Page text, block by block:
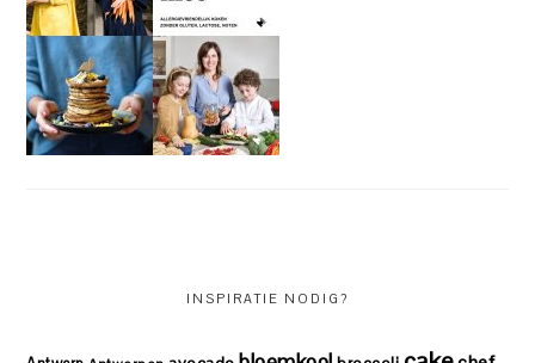
INSPIRATIE NODIG?